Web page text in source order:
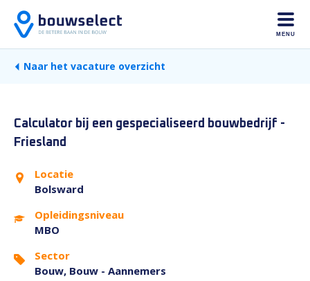
MENU
Naar het vacature overzicht
Calculator bij een gespecialiseerd bouwbedrijf -
Friesland
Locatie
Bolsward
Opleidingsniveau
MBO
Sector
Bouw, Bouw - Aannemers